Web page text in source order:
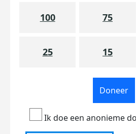
100 75
25 15
Doneer
Ik doe een anonieme